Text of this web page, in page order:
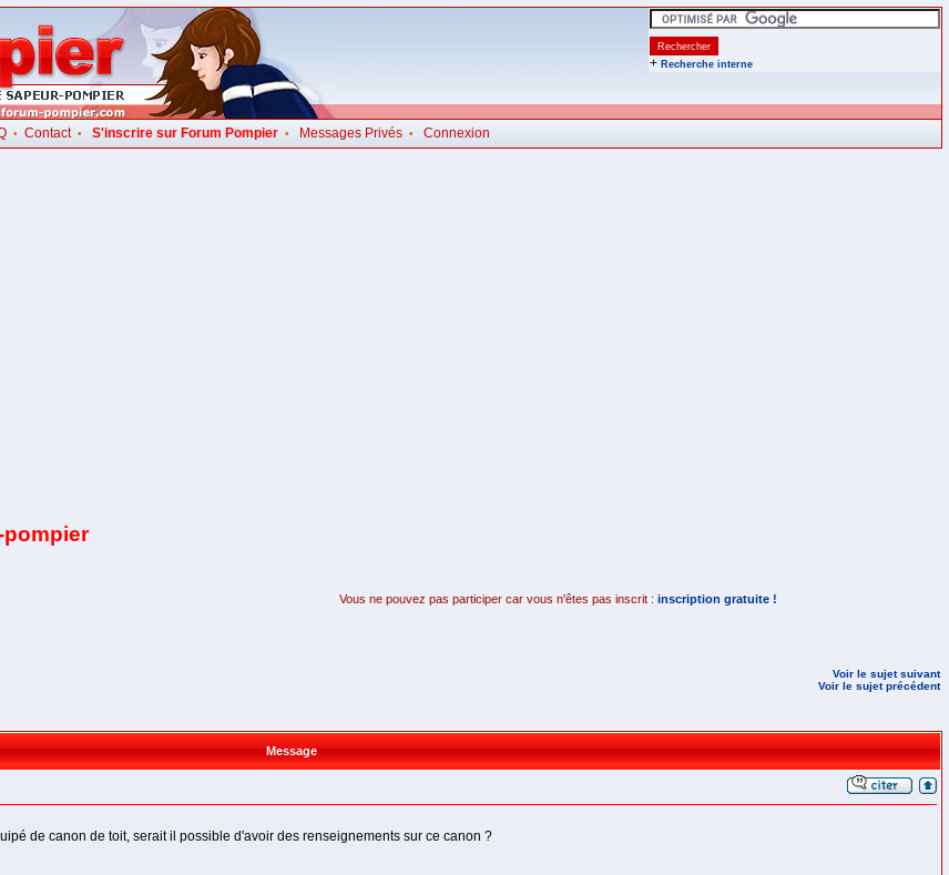
+ Recherche interne
• Contact• S'inscrire sur Forum Pompier• Messages Privés• Connexion
pompier
Vous ne pouvez pas participer car vous n'êtes pas inscrit : inscription gratuite !
Voir le sujet suivant
Voir le sujet précédent
Message
de canon de toit, serait il possible d'avoir des renseignements sur ce canon ?